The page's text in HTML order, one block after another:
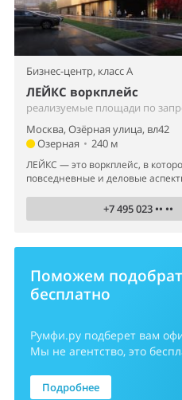
Бизнес-центр, класс A
ЛЕЙКС воркплейс
реализуемые площади по
Москва, Озёрная улица, вл42
Озерная • 240 м
ЛЕЙКС — это воркплейс, в
повседневные и деловые
+7 495 023 •• ••
Поможем
бесплатно
Румфи.ру подберет вам
Мы не агентство, это
Подробнее